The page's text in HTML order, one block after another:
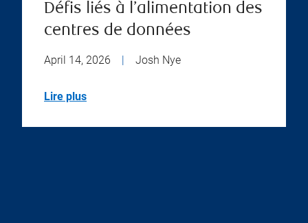
Défis liés à l’alimentation des
centres de données
April 14, 2026 Josh Nye
Lire plus